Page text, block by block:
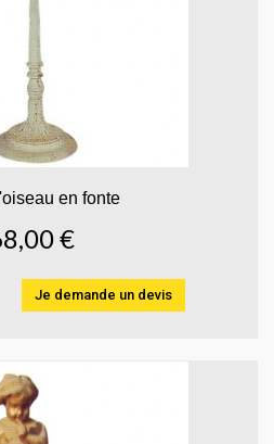
en fonte
€
Je demande un devis